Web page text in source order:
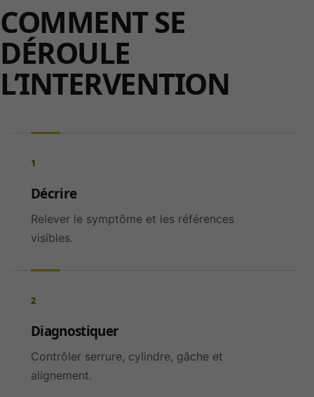
COMMENT SE
DÉROULE
L’INTERVENTION
1
Décrire
Relever le symptôme et les références
visibles.
2
Diagnostiquer
Contrôler serrure, cylindre, gâche et
alignement.